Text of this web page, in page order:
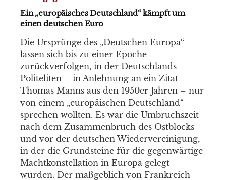
Ein „europäisches Deutschland“ kämpft um
einen deutschen Euro
Die Ursprünge des „Deutschen Europa“
lassen sich bis zu einer Epoche
zurückverfolgen, in der Deutschlands
Politeliten – in Anlehnung an ein Zitat
Thomas Manns aus den 1950er Jahren – nur
von einem „europäischen Deutschland“
sprechen wollten. Es war die Umbruchszeit
nach dem Zusammenbruch des Ostblocks
und vor der deutschen Wiedervereinigung,
in der die Grundsteine für die gegenwärtige
Machtkonstellation in Europa gelegt
wurden. Der maßgeblich von Frankreich